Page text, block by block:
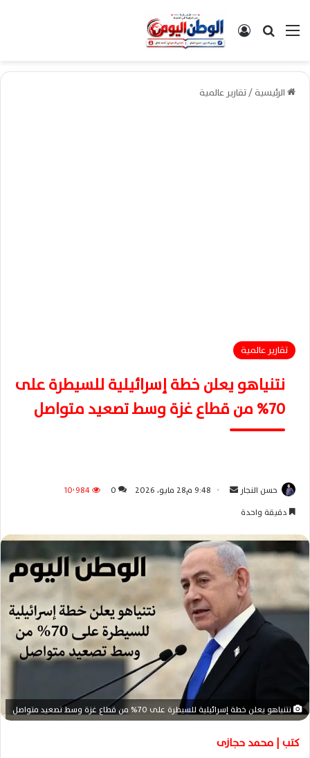
القائمةبحث عن تسجيل الدخول
الرئيسية/تقارير عالمية
تقارير عالمية
نتنياهو يعلن خطة إسرائيلية للسيطرة على
70% من قطاع غزة وسط تصعيد متواصل
حسن النجار
ل
ب
ر
ي
د
ا
إ
ر
و
ن
9:48 م28 مايو، 2026 0
10٬984
دقيقة واحدة
نتنياهو يعلن خطة إسرائيلية للسيطرة على 70% من قطاع غزة وسط تصعيد متواصل
كتب | محمد حجازى